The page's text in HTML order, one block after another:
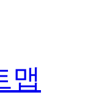
맵